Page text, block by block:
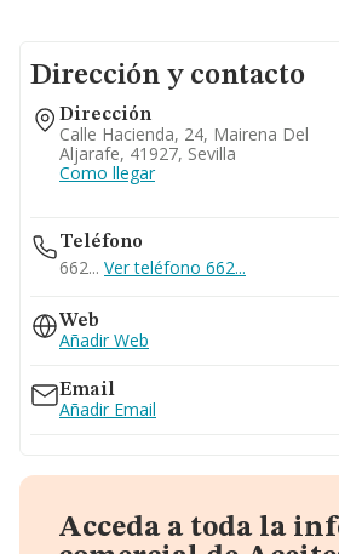
Dirección y contacto
Dirección
Calle Hacienda, 24, Mairena Del
Aljarafe, 41927, Sevilla
Como llegar
Teléfono
662... Ver teléfono 662...
Web
Añadir Web
Email
Añadir Email
Acceda a toda la